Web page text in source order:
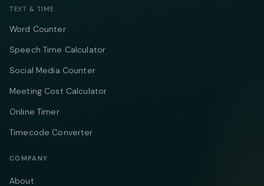
TEXT & TIME
Word Counter
Speech Time Calculator
Social Media Counter
Meeting Cost Calculator
Online Timer
Timecode Converter
COMPANY
About